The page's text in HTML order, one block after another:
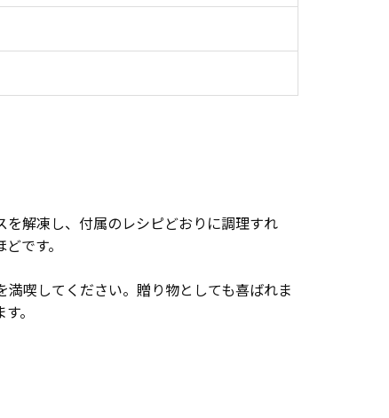
解凍し、付属のレシピどおりに調理すれ
です。
喫してください。贈り物としても喜ばれま
。